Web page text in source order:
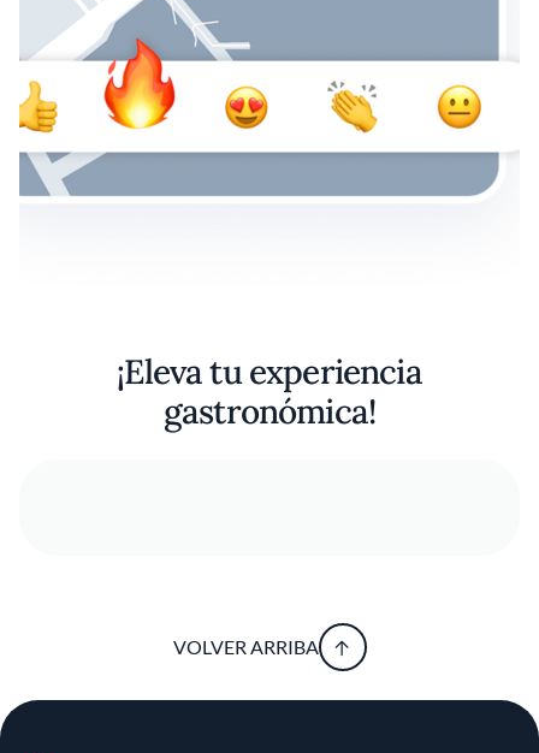
¡Eleva tu experiencia
gastronómica!
VOLVER ARRIBA